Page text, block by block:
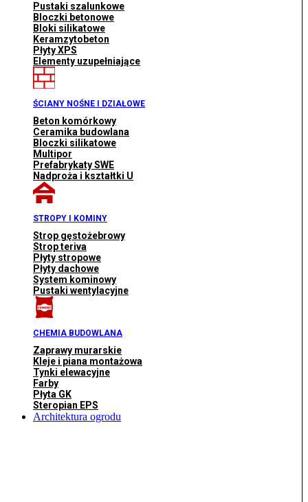
Pustaki szalunkowe
Bloczki betonowe
Bloki silikatowe
Keramzytobeton
Płyty XPS
Elementy uzupełniające
ŚCIANY NOŚNE I DZIAŁOWE
Beton komórkowy
Ceramika budowlana
Bloczki silikatowe
Multipor
Prefabrykaty SWE
Nadproża i kształtki U
STROPY I KOMINY
Strop gęstożebrowy
Strop teriva
Płyty stropowe
Płyty dachowe
System kominowy
Pustaki wentylacyjne
CHEMIA BUDOWLANA
Zaprawy murarskie
Kleje i piana montażowa
Tynki elewacyjne
Farby
Płyta GK
Steropian EPS
Architektura ogrodu